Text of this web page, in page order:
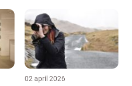
02 april 2026